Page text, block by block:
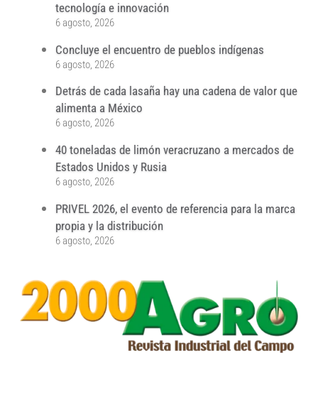
tecnología e innovación
6 agosto, 2026
Concluye el encuentro de pueblos indígenas
6 agosto, 2026
Detrás de cada lasaña hay una cadena de valor que
alimenta a México
6 agosto, 2026
40 toneladas de limón veracruzano a mercados de
Estados Unidos y Rusia
6 agosto, 2026
PRIVEL 2026, el evento de referencia para la marca
propia y la distribución
6 agosto, 2026